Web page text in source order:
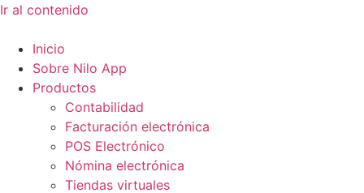
Ir al contenido
Inicio
Sobre Nilo App
Productos
Contabilidad
Facturación electrónica
POS Electrónico
Nómina electrónica
Tiendas virtuales